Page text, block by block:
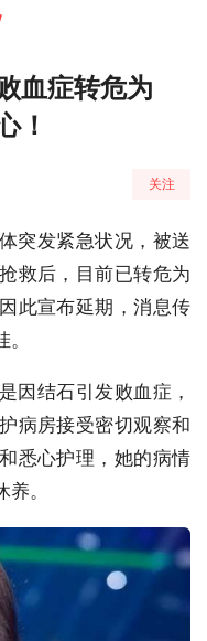
血症转危为
！
关注
发紧急状况，被送
救后，目前已转危为
此宣布延期，消息传
结石引发败血症，
病房接受密切观察和
悉心护理，她的病情
。